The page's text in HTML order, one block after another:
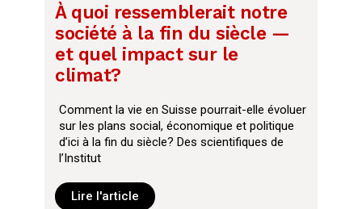
À quoi ressemblerait notre
société à la fin du siècle —
et quel impact sur le
climat?
Comment la vie en Suisse pourrait-elle évoluer
sur les plans social, économique et politique
d’ici à la fin du siècle? Des scientifiques de
l’Institut
Lire l'article